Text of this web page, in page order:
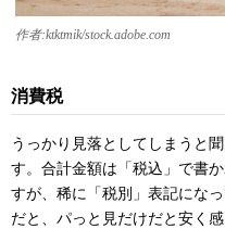
作者:ktktmik/stock.adobe.com
消費税
うっかり見落としてしまうと
す。合計金額は「税込」で書
すが、稀に「税別」表記にな
だと、パっと見だけだと安く